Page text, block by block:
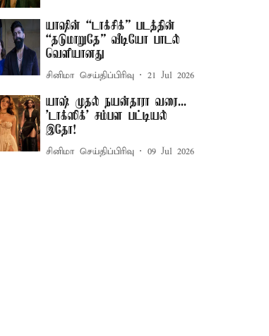
யாஷின் “டாக்சிக்” படத்தின்
“தடுமாறுதே” வீடியோ பாடல்
வெளியானது
சினிமா செய்திப்பிரிவு 21 Jul 2026
யாஷ் முதல் நயன்தாரா வரை...
'டாக்ஸிக்' சம்பள பட்டியல்
இதோ!
சினிமா செய்திப்பிரிவு 09 Jul 2026